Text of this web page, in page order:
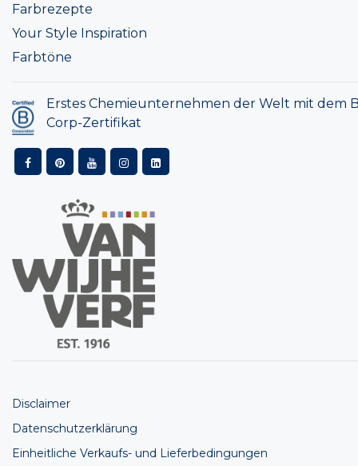
Farbrezepte
Your Style Inspiration
Farbtöne
Erstes Chemieunternehmen der Welt mit dem
Corp-Zertifikat
Disclaimer
Datenschutzerklärung
Einheitliche Verkaufs- und Lieferbedingungen